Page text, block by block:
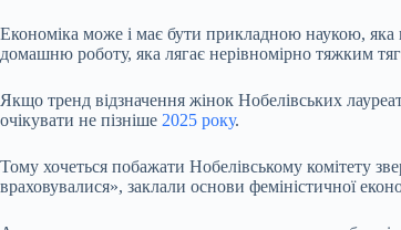
Економіка може і має бути прикладною наукою, яка
домашню роботу, яка лягає нерівномірно тяжким
Якщо тренд відзначення жінок Нобелівських
очікувати не пізніше 2025 року.
Тому хочеться побажати Нобелівському комітету
враховувалися», заклали основи феміністичної